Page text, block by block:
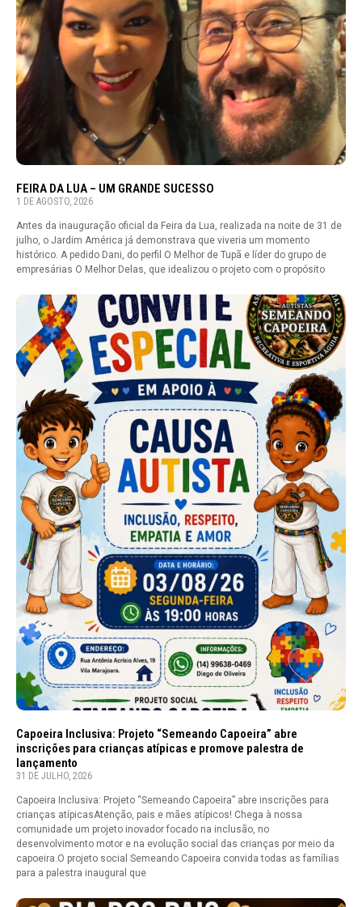
FEIRA DA LUA – UM GRANDE SUCESSO
1 DE AGOSTO, 2026
Antes da inauguração oficial da Feira da Lua, realizada na noite de 31 de
julho, o Jardim América já demonstrava que viveria um momento
histórico. A pedido Dani, do perfil O Melhor de Tupã e líder do grupo de
empresárias O Melhor Delas, que idealizou o projeto com o propósito
Capoeira Inclusiva: Projeto “Semeando Capoeira” abre
inscrições para crianças atípicas e promove palestra de
lançamento
31 DE JULHO, 2026
Capoeira Inclusiva: Projeto “Semeando Capoeira” abre inscrições para
crianças atípicasAtenção, pais e mães atípicos! Chega à nossa
comunidade um projeto inovador focado na inclusão, no
desenvolvimento motor e na evolução social das crianças por meio da
capoeira.O projeto social Semeando Capoeira convida todas as famílias
para a palestra inaugural que